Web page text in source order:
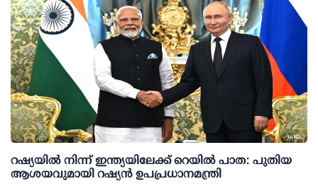
റഷ്യയില്‍ നിന്ന് ഇന്ത്യയിലേക്ക് റെയില്‍ പാത: പുതിയ
ആശയവുമായി റഷ്യന്‍ ഉപപ്രധാനമന്ത്രി